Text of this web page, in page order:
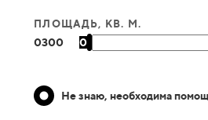
ПЛОЩАДЬ, КВ. М.
0300 0
Не знаю, необходима